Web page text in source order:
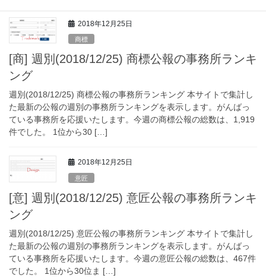
2018年12月25日
商標
[商] 週別(2018/12/25) 商標公報の事務所ランキ
ング
週別(2018/12/25) 商標公報の事務所ランキング 本サイトで集計し
た最新の公報の週別の事務所ランキングを表示します。がんばっ
ている事務所を応援いたします。今週の商標公報の総数は、1,919
件でした。 1位から30 […]
2018年12月25日
意匠
[意] 週別(2018/12/25) 意匠公報の事務所ランキ
ング
週別(2018/12/25) 意匠公報の事務所ランキング 本サイトで集計し
た最新の公報の週別の事務所ランキングを表示します。がんばっ
ている事務所を応援いたします。今週の意匠公報の総数は、467件
でした。 1位から30位ま […]